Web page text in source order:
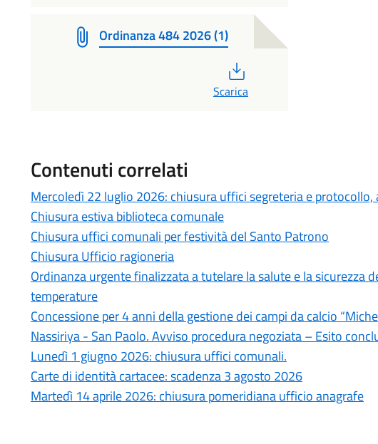
Ordinanza 484 2026 (1)
Scarica
Contenuti correlati
Mercoledì 22 luglio 2026: chiusura uffici segreteria e protocollo,
Chiusura estiva biblioteca comunale
Chiusura uffici comunali per festività del Santo Patrono
Chiusura Ufficio ragioneria
Ordinanza urgente finalizzata a tutelare la salute e la sicurezza
temperature
Concessione per 4 anni della gestione dei campi da calcio
Nassiriya - San Paolo. Avviso procedura negoziata – Esito
Lunedì 1 giugno 2026: chiusura uffici comunali.
Carte di identità cartacee: scadenza 3 agosto 2026
Martedì 14 aprile 2026: chiusura pomeridiana ufficio anagrafe